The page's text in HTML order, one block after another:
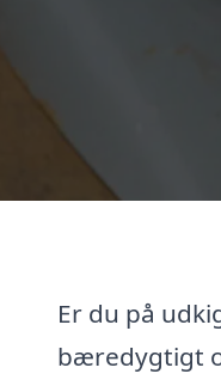
Er du på
bæredygtigt